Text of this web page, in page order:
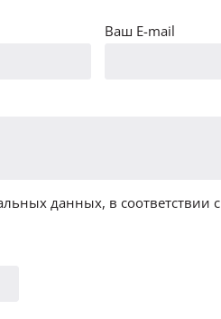
Ваш E-mail
данных, в соответствии с